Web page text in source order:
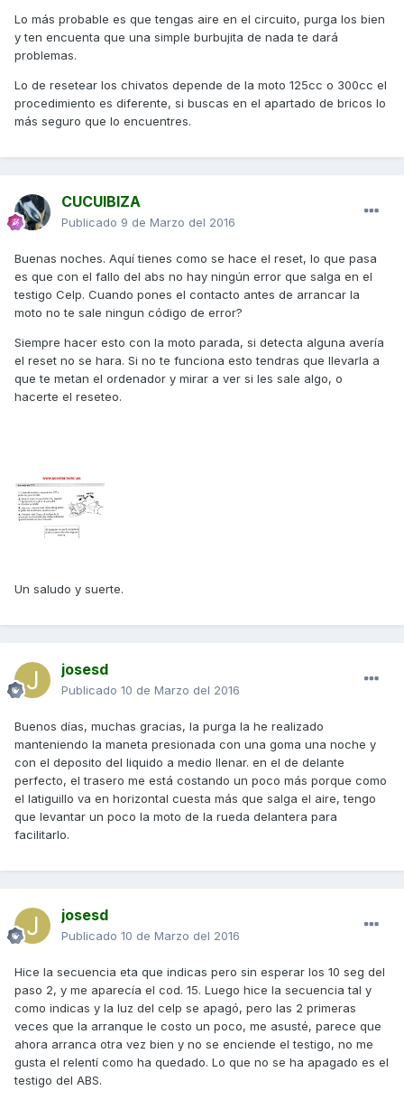
Lo más probable es que tengas aire en el circuito, purga los bien
y ten encuenta que una simple burbujita de nada te dará
problemas.
Lo de resetear los chivatos depende de la moto 125cc o 300cc el
procedimiento es diferente, si buscas en el apartado de bricos lo
más seguro que lo encuentres.
CUCUIBIZA
Publicado 9 de Marzo del 2016
Buenas noches. Aquí tienes como se hace el reset, lo que pasa
es que con el fallo del abs no hay ningún error que salga en el
testigo Celp. Cuando pones el contacto antes de arrancar la
moto no te sale ningun código de error?
Siempre hacer esto con la moto parada, si detecta alguna avería
el reset no se hara. Si no te funciona esto tendras que llevarla a
que te metan el ordenador y mirar a ver si les sale algo, o
hacerte el reseteo.
Un saludo y suerte.
josesd
Publicado 10 de Marzo del 2016
Buenos días, muchas gracias, la purga la he realizado
manteniendo la maneta presionada con una goma una noche y
con el deposito del liquido a medio llenar. en el de delante
perfecto, el trasero me está costando un poco más porque como
el latiguillo va en horizontal cuesta más que salga el aire, tengo
que levantar un poco la moto de la rueda delantera para
facilitarlo.
josesd
Publicado 10 de Marzo del 2016
Hice la secuencia eta que indicas pero sin esperar los 10 seg del
paso 2, y me aparecía el cod. 15. Luego hice la secuencia tal y
como indicas y la luz del celp se apagó, pero las 2 primeras
veces que la arranque le costo un poco, me asusté, parece que
ahora arranca otra vez bien y no se enciende el testigo, no me
gusta el relentí como ha quedado. Lo que no se ha apagado es el
testigo del ABS.